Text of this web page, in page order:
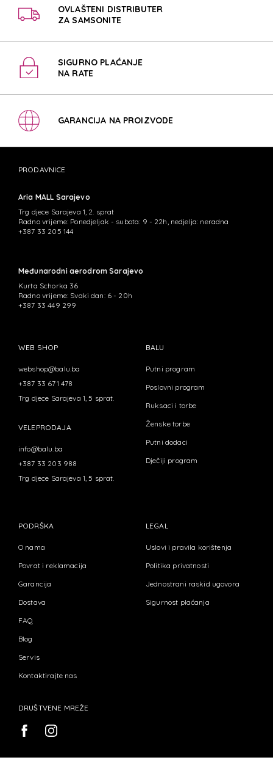
OVLAŠTENI DISTRIBUTER
ZA SAMSONITE
SIGURNO PLAĆANJE
NA RATE
GARANCIJA NA PROIZVODE
PRODAVNICE
Aria MALL Sarajevo
Trg djece Sarajeva 1, 2. sprat
Radno vrijeme: Ponedjeljak - subota: 9 - 22h, nedjelja: neradna
+387 33 205 144
Međunarodni aerodrom Sarajevo
Kurta Schorka 36
Radno vrijeme: Svaki dan: 6 - 20h
+387 33 449 299
WEB SHOP
webshop@balu.ba
+387 33 671 478
Trg djece Sarajeva 1, 5 sprat.
VELEPRODAJA
info@balu.ba
+387 33 203 988
Trg djece Sarajeva 1, 5 sprat.
BALU
Putni program
Poslovni program
Ruksaci i torbe
Ženske torbe
Putni dodaci
Dječiji program
PODRŠKA
O nama
Povrat i reklamacija
Garancija
Dostava
FAQ
Blog
Servis
Kontaktirajte nas
LEGAL
Uslovi i pravila korištenja
Politika privatnosti
Jednostrani raskid ugovora
Sigurnost plaćanja
DRUŠTVENE MREŽE